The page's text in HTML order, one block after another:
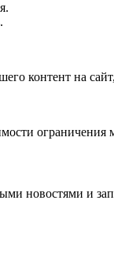
контент на
ограничения
новостями и